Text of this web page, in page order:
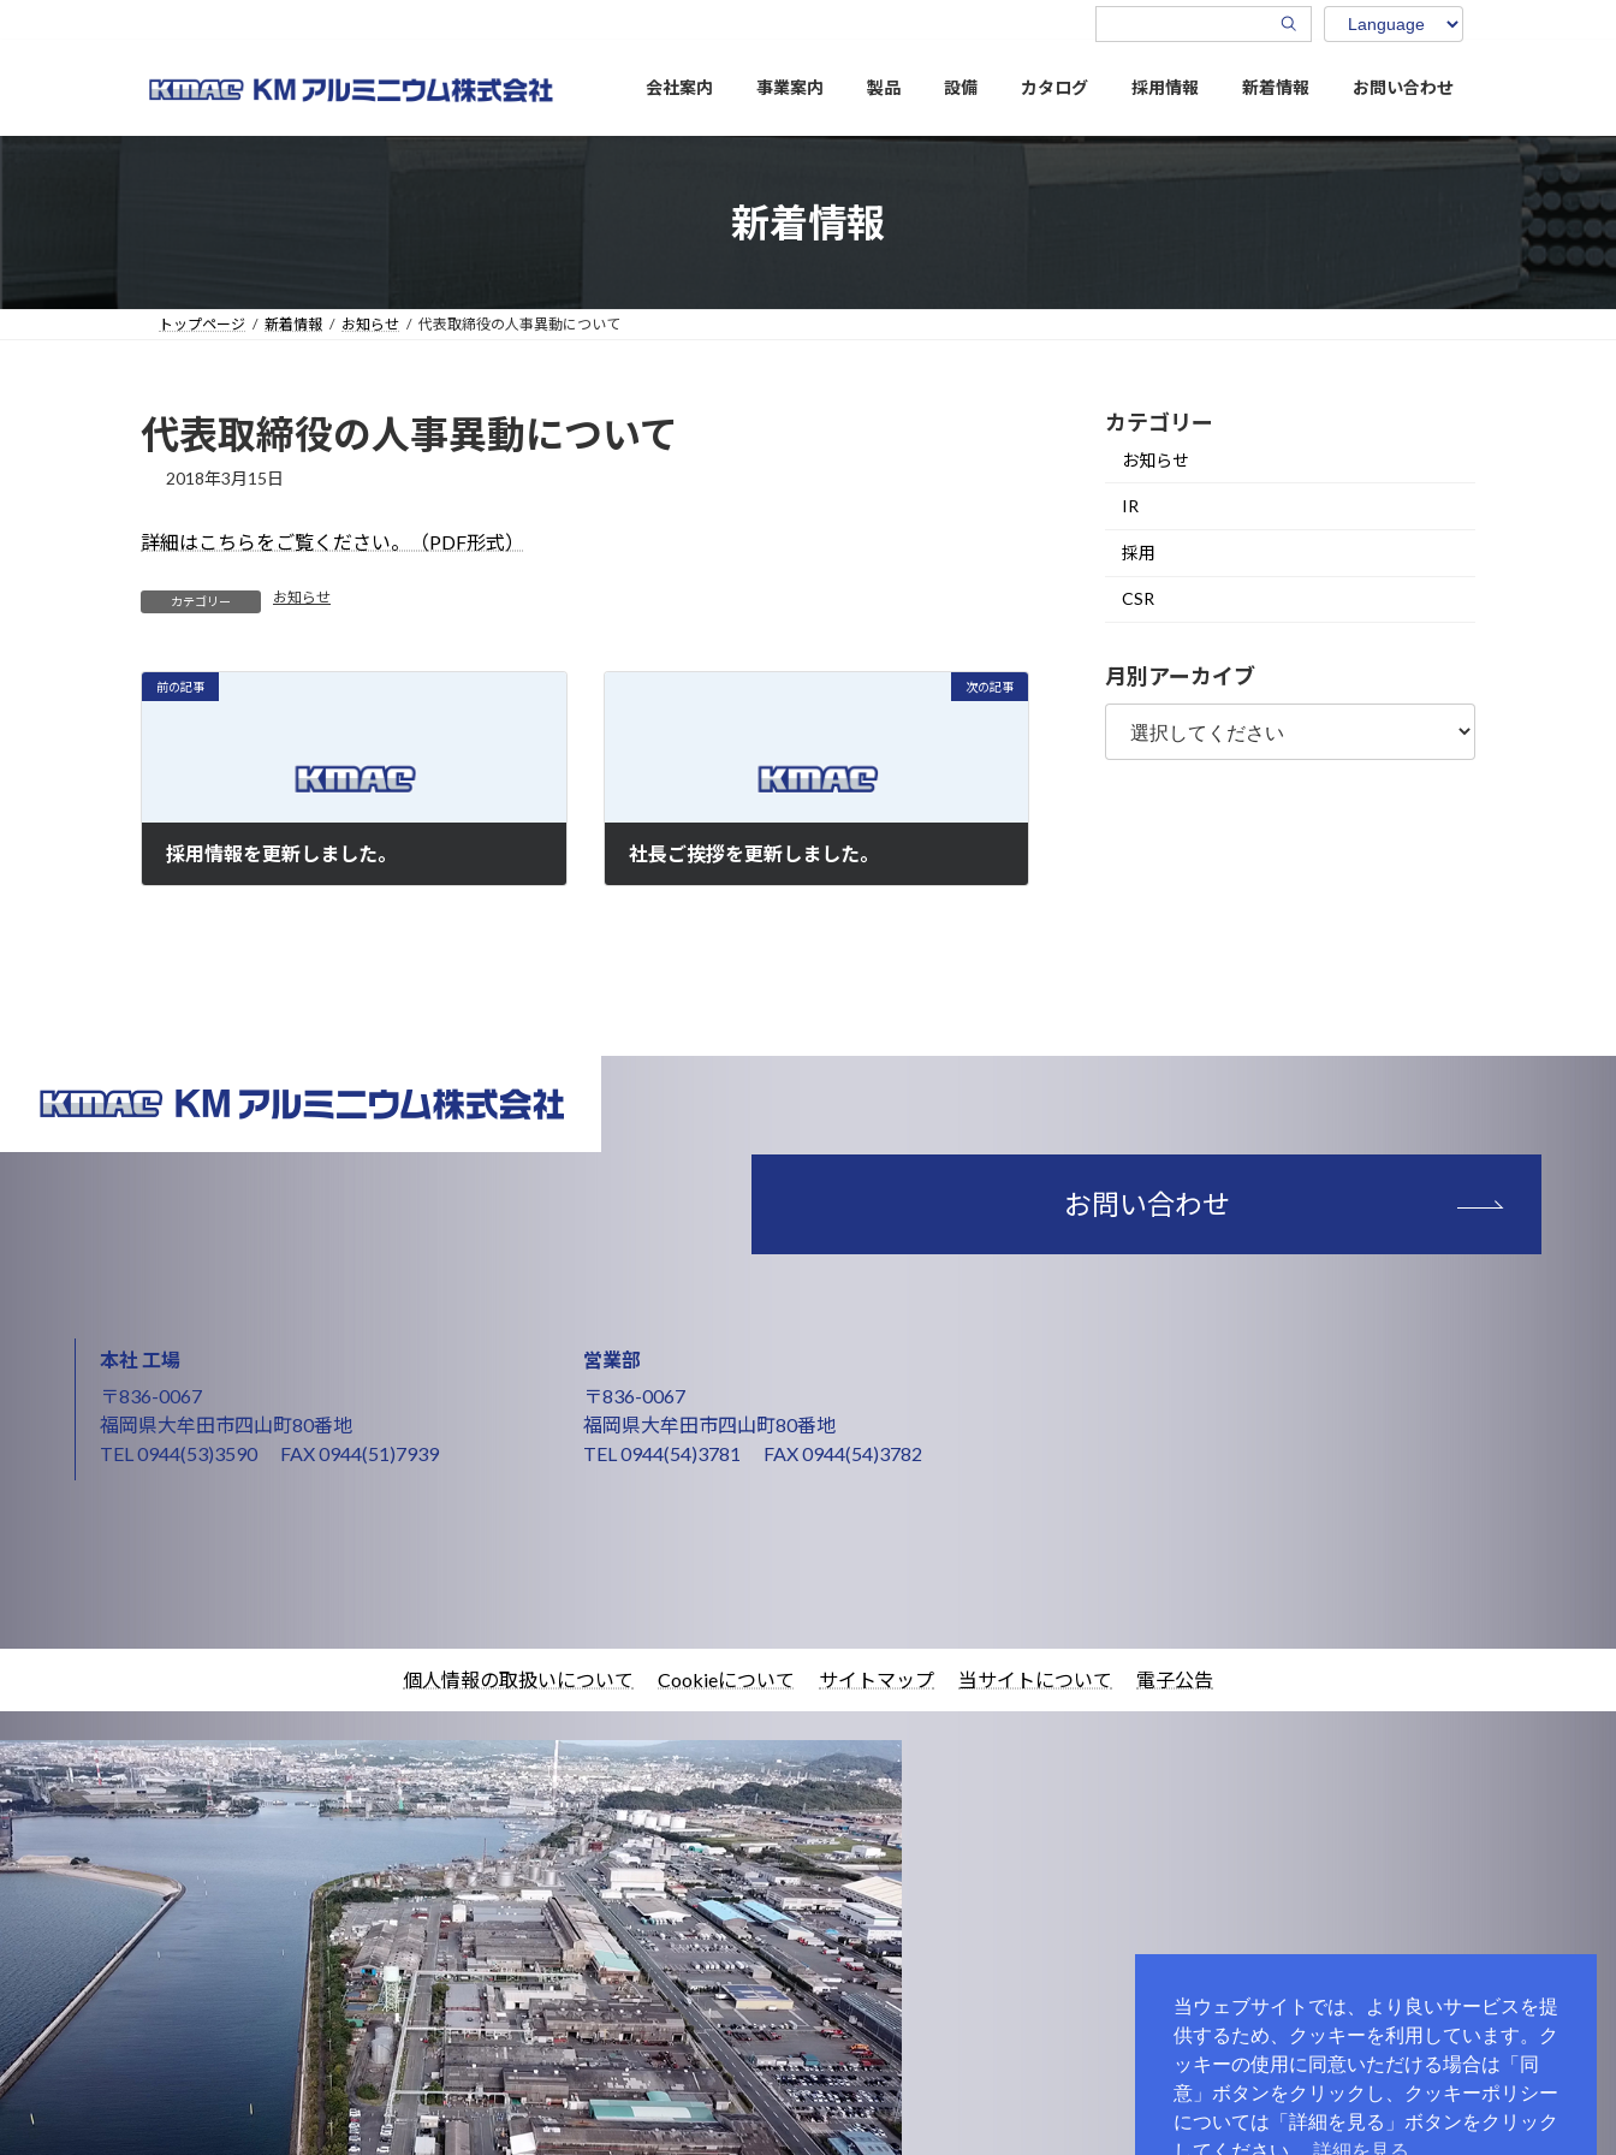
キ
に
会社案内 事業案内 製品 設備 カタログ 採用情報 新着情報 お問い合わせ
新着情報
トップページ 新着情報 お知らせ 代表取締役の人事異動について
代表取締役の人事異動について
2018年3月15日
詳細はこちらをご覧ください。（PDF形式）
カテゴリー お知らせ
前の記事
採用情報を更新しました。
次の記事
社長ご挨拶を更新しました。
カテゴリー
お知らせ
IR
採用
CSR
月別アーカイブ
お問い合わせ
本社 工場
〒836-0067
福岡県大牟田市四山町80番地
TEL0944(53)3590 FAX 0944(51)7939
営業部
〒836-0067
福岡県大牟田市四山町80番地
TEL0944(54)3781 FAX 0944(54)3782
個人情報の取扱いについて Cookieについて サイトマップ 当サイトについて 電子公告
当ウェブサイトでは、より良いサービスを提
供するため、クッキーを利用しています。ク
ッキーの使用に同意いただける場合は「同
意」ボタンをクリックし、クッキーポリシー
については「詳細を見る」ボタンをクリック